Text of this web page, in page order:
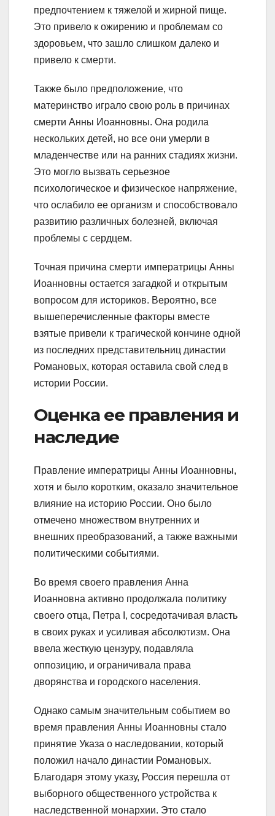
предпочтением к тяжелой и жирной пище.
Это привело к ожирению и проблемам со
здоровьем, что зашло слишком далеко и
привело к смерти.
Также было предположение, что
материнство играло свою роль в причинах
смерти Анны Иоанновны. Она родила
нескольких детей, но все они умерли в
младенчестве или на ранних стадиях жизни.
Это могло вызвать серьезное
психологическое и физическое напряжение,
что ослабило ее организм и способствовало
развитию различных болезней, включая
проблемы с сердцем.
Точная причина смерти императрицы Анны
Иоанновны остается загадкой и открытым
вопросом для историков. Вероятно, все
вышеперечисленные факторы вместе
взятые привели к трагической кончине одной
из последних представительниц династии
Романовых, которая оставила свой след в
истории России.
Оценка ее правления и
наследие
Правление императрицы Анны Иоанновны,
хотя и было коротким, оказало значительное
влияние на историю России. Оно было
отмечено множеством внутренних и
внешних преобразований, а также важными
политическими событиями.
Во время своего правления Анна
Иоанновна активно продолжала политику
своего отца, Петра I, сосредотачивая власть
в своих руках и усиливая абсолютизм. Она
ввела жесткую цензуру, подавляла
оппозицию, и ограничивала права
дворянства и городского населения.
Однако самым значительным событием во
время правления Анны Иоанновны стало
принятие Указа о наследовании, который
положил начало династии Романовых.
Благодаря этому указу, Россия перешла от
выборного общественного устройства к
наследственной монархии. Это стало